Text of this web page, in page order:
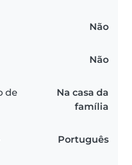
Não
Não
de
Na casa da
família
Português